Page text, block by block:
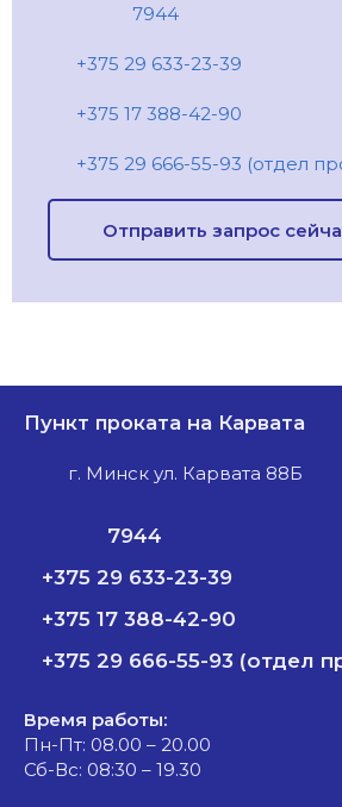
7944
+375 29 633-23-39
+375 17 388-42-90
+375 29 666-55-93 (отдел
Отправить запрос
Пункт проката на Карвата
г. Минск ул. Карвата 88Б
7944
+375 29 633-23-39
+375 17 388-42-90
+375 29 666-55-93 (отдел
Время работы:
Пн-Пт: 08.00 – 20.00
Сб-Вс: 08:30 – 19.30